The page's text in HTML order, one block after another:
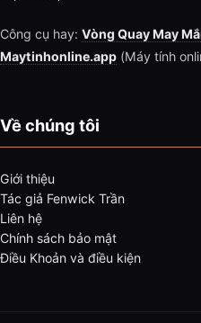
Công cụ hay: Vòng Quay May
Maytinhonline.app (Máy tính
Về chúng tôi
Giới thiệu
Tác giả Fenwick Trần
Liên hệ
Chính sách bảo mật
Điều Khoản và điều kiện